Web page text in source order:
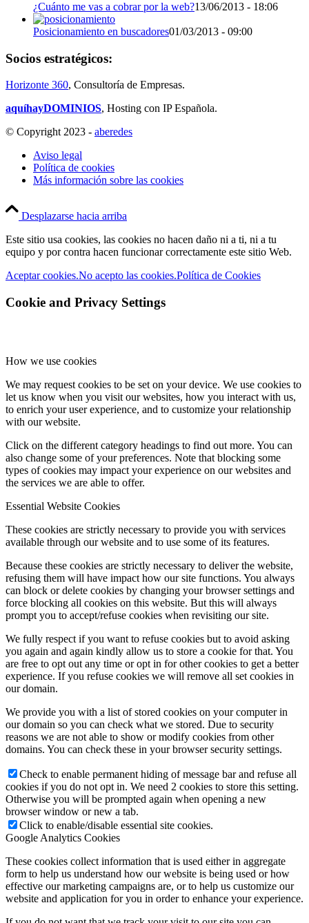
¿Cuánto me vas a cobrar por la web?13/06/2013 - 18:06
Posicionamiento en buscadores01/03/2013 - 09:00
Socios estratégicos:
Horizonte 360, Consultoría de Empresas.
aquíhayDOMINIOS, Hosting con IP Española.
© Copyright 2023 - aberedes
Aviso legal
Política de cookies
Más información sobre las cookies
Desplazarse hacia arriba
Este sitio usa cookies, las cookies no hacen daño ni a ti, ni a tu
equipo y por contra hacen funcionar correctamente este sitio Web.
Aceptar cookies.No acepto las cookies.Política de Cookies
Cookie and Privacy Settings
How we use cookies
We may request cookies to be set on your device. We use cookies to
let us know when you visit our websites, how you interact with us,
to enrich your user experience, and to customize your relationship
with our website.
Click on the different category headings to find out more. You can
also change some of your preferences. Note that blocking some
types of cookies may impact your experience on our websites and
the services we are able to offer.
Essential Website Cookies
These cookies are strictly necessary to provide you with services
available through our website and to use some of its features.
Because these cookies are strictly necessary to deliver the website,
refusing them will have impact how our site functions. You always
can block or delete cookies by changing your browser settings and
force blocking all cookies on this website. But this will always
prompt you to accept/refuse cookies when revisiting our site.
We fully respect if you want to refuse cookies but to avoid asking
you again and again kindly allow us to store a cookie for that. You
are free to opt out any time or opt in for other cookies to get a better
experience. If you refuse cookies we will remove all set cookies in
our domain.
We provide you with a list of stored cookies on your computer in
our domain so you can check what we stored. Due to security
reasons we are not able to show or modify cookies from other
domains. You can check these in your browser security settings.
Check to enable permanent hiding of message bar and refuse all
cookies if you do not opt in. We need 2 cookies to store this setting.
Otherwise you will be prompted again when opening a new
browser window or new a tab.
Click to enable/disable essential site cookies.
Google Analytics Cookies
These cookies collect information that is used either in aggregate
form to help us understand how our website is being used or how
effective our marketing campaigns are, or to help us customize our
website and application for you in order to enhance your experience.